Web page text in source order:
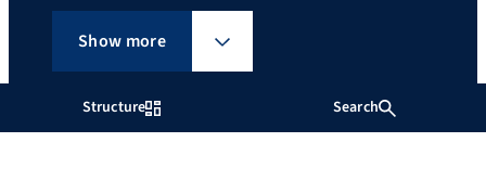
Structure Search
Show more